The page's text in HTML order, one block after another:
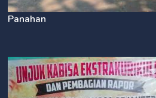
Panahan